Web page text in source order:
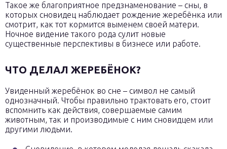
Такое же благоприятное предзнаменование – сны, в
которых сновидец наблюдает рождение жеребёнка или
смотрит, как тот кормится выменем своей матери.
Ночное видение такого рода сулит новые
существенные перспективы в бизнесе или работе.
ЧТО ДЕЛАЛ ЖЕРЕБЁНОК?
Увиденный жеребёнок во сне – символ не самый
однозначный. Чтобы правильно трактовать его, стоит
вспомнить как действия, совершаемые самим
животным, так и производимые с ним сновидцем или
другими людьми.